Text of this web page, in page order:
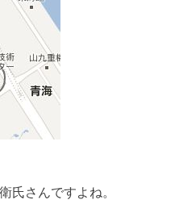
氏さんですよね。